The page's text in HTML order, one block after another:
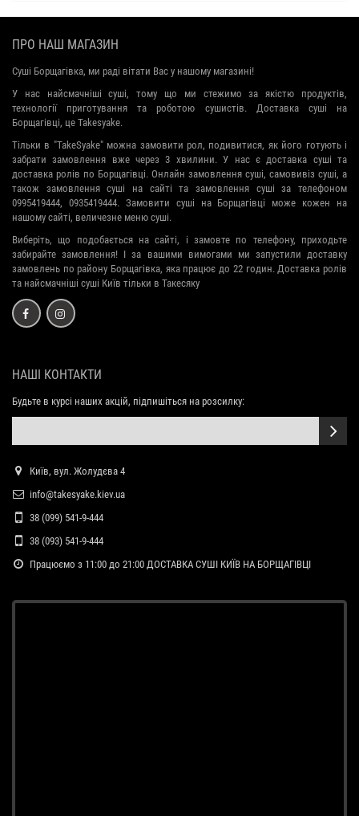
ПРО НАШ МАГАЗИН
Суші Борщагівка, ми раді вітати Вас у нашому магазині!
У нас найсмачніші суші, тому що ми стежимо за якістю продуктів,
технології приготування та роботою сушистів. Доставка суші на
Борщагівці, це Takesyake.
Тільки в "TakeSyake" можна замовити рол, подивитися, як його готують і
забрати замовлення вже через 3 хвилини. У нас є доставка суші та
доставка ролів по Борщагівці. Онлайн замовлення суші, самовивіз суші, а
також замовлення суші на сайті та замовлення суші за телефоном
0995419444, 0935419444. Замовити суші на Борщагівці може кожен на
нашому сайті, величезне меню суші.
Виберіть, що подобається на сайті, і замовте по телефону, приходьте
забирайте замовлення! І за вашими вимогами ми запустили доставку
замовлень по району Борщагівка, яка працює до 22 годин. Доставка ролів
та найсмачніші суші Київ тільки в Такесяку
НАШІ КОНТАКТИ
Будьте в курсі наших акцій, підпишіться на розсилку:
Київ, вул. Жолудєва 4
info@takesyake.kiev.ua
38 (099) 541-9-444
38 (093) 541-9-444
Працюємо з 11:00 до 21:00 ДОСТАВКА СУШІ КИЇВ НА БОРЩАГІВЦІ